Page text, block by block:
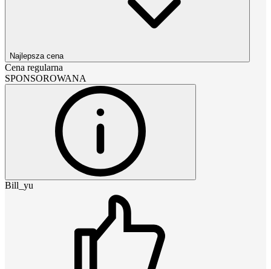
Najlepsza cena
Cena regularna
SPONSOROWANA
Bill_yu